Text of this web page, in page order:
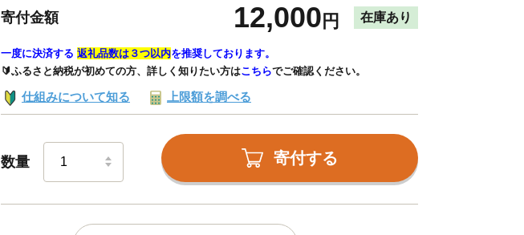
寄付金額 12,000 円 在庫あり
一度に決済する 返礼品数は３つ以内を推奨しております。
🔰ふるさと納税が初めての方、詳しく知りたい方はこちらでご確認ください。
仕組みについて知る 上限額を調べる
数量 寄付する